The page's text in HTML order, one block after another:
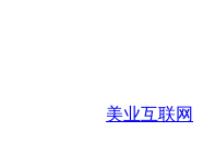
美业互联网